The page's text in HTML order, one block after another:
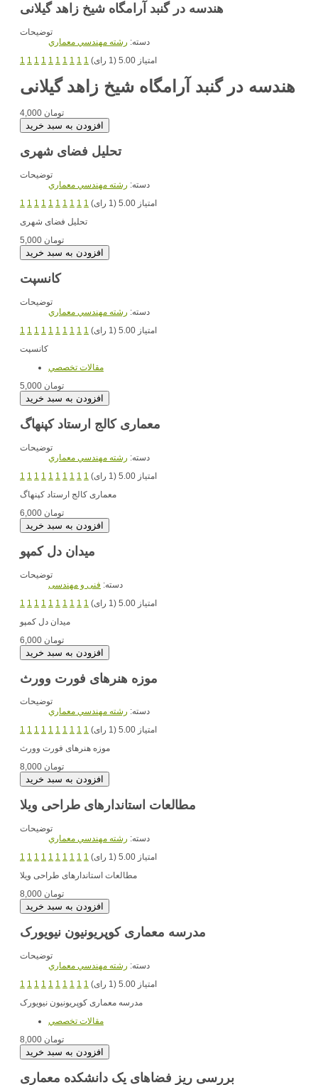
هندسه در گنبد آرامگاه شیخ زاهد گیلانی
توضیحات
دسته: رشته مهندسي معماري
1 1 1 1 1 1 1 1 1 1 امتیاز 5.00 (1 رای)
هندسه در گنبد آرامگاه شیخ زاهد گیلانی
4,000 تومان
تحلیل فضای شهری
توضیحات
دسته: رشته مهندسي معماري
1 1 1 1 1 1 1 1 1 1
امتیاز 5.00 (1 رای)
5,000 تومان
کانسپت
توضیحات
دسته: رشته مهندسي معماري
1 1 1 1 1 1 1 1 1 1
امتیاز 5.00 (1 رای)
مقالات تخصصي
5,000 تومان
معماری کالج ارستاد کپنهاگ
توضیحات
دسته: رشته مهندسي معماري
1 1 1 1 1 1 1 1 1 1
امتیاز 5.00 (1 رای)
معماری کالج ارستاد کپنهاگ
6,000 تومان
میدان دل کمپو
توضیحات
دسته: فنی و مهندسی
1 1 1 1 1 1 1 1 1 1
امتیاز 5.00 (1 رای)
6,000 تومان
موزه هنرهای فورت وورث
توضیحات
دسته: رشته مهندسي معماري
1 1 1 1 1 1 1 1 1 1
امتیاز 5.00 (1 رای)
موزه هنرهای فورت وورث
8,000 تومان
مطالعات استاندارهای طراحی ویلا
توضیحات
دسته: رشته مهندسي معماري
1 1 1 1 1 1 1 1 1 1
امتیاز 5.00 (1 رای)
8,000 تومان
مدرسه معماری کوپریونیون نیویورک
توضیحات
دسته: رشته مهندسي معماري
1 1 1 1 1 1 1 1 1 1
امتیاز 5.00 (1 رای)
مقالات تخصصي
8,000 تومان
بررسی ریز فضاهای یک دانشکده معماری